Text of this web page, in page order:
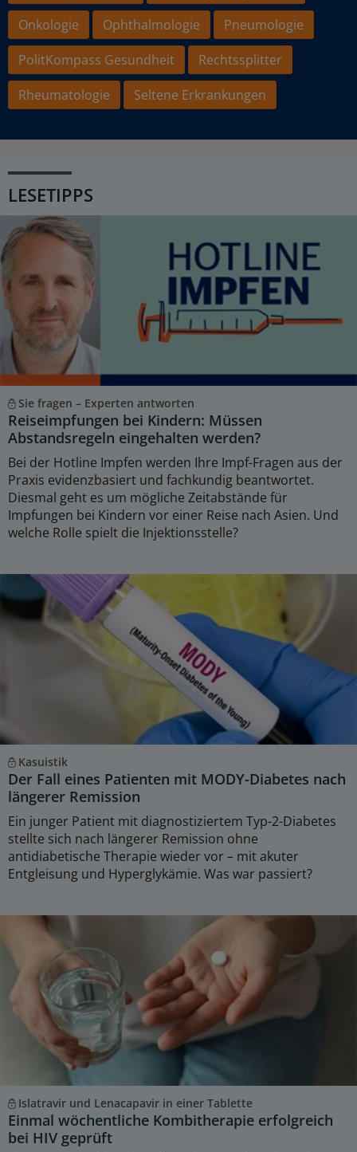
Onkologie
Ophthalmologie
Pneumologie
PolitKompass Gesundheit
Rechtssplitter
Rheumatologie
Seltene Erkrankungen
LESETIPPS
Sie fragen – Experten antworten
Reiseimpfungen bei Kindern: Müssen
Abstandsregeln eingehalten werden?
Bei der Hotline Impfen werden Ihre Impf-Fragen aus der
Praxis evidenzbasiert und fachkundig beantwortet.
Diesmal geht es um mögliche Zeitabstände für
Impfungen bei Kindern vor einer Reise nach Asien. Und
welche Rolle spielt die Injektionsstelle?
Kasuistik
Der Fall eines Patienten mit MODY-Diabetes nach
längerer Remission
Ein junger Patient mit diagnostiziertem Typ-2-Diabetes
stellte sich nach längerer Remission ohne
antidiabetische Therapie wieder vor – mit akuter
Entgleisung und Hyperglykämie. Was war passiert?
Islatravir und Lenacapavir in einer Tablette
Einmal wöchentliche Kombitherapie erfolgreich
bei HIV geprüft